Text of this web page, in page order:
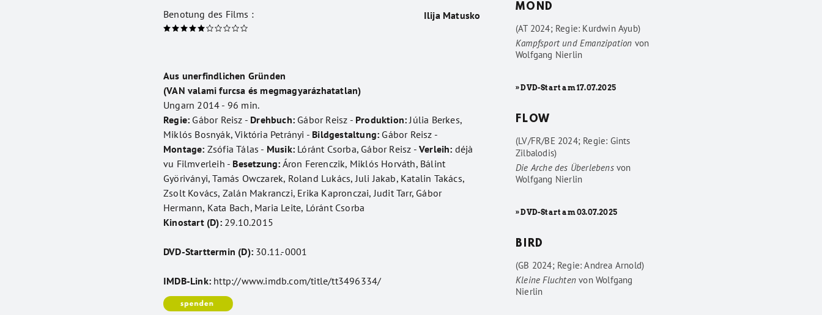
Benotung des Films : Ilija Matusko
Aus unerfindlichen Gründen
(VAN valami furcsa és megmagyarázhatatlan)
Ungarn 2014 - 96 min.
Regie: Gábor Reisz - Drehbuch: Gábor Reisz - Produktion:Júlia Berkes,
Miklós Bosnyák, Viktória Petrányi - Bildgestaltung: Gábor Reisz -
Montage: Zsófia Tálas - Musik: Lóránt Csorba, Gábor Reisz -Verleih: déjà
vu Filmverleih - Besetzung: Áron Ferenczik, Miklós Horváth, Bálint
Györiványi, Tamás Owczarek, Roland Lukács, Juli Jakab, Katalin Takács,
Zsolt Kovács, Zalán Makranczi, Erika Kapronczai, Judit Tarr, Gábor
Hermann, Kata Bach, Maria Leite, Lóránt Csorba
Kinostart (D):29.10.2015
DVD-Starttermin (D): 30.11.-0001
IMDB-Link: http://www.imdb.com/title/tt3496334/
MOND
(AT 2024; Regie: Kurdwin Ayub)
Kampfsport und Emanzipation von
Wolfgang Nierlin
» DVD-Start am 17.07.2025
FLOW
(LV/FR/BE 2024; Regie: Gints
Zilbalodis)
Die Arche des Überlebensvon
Wolfgang Nierlin
» DVD-Start am 03.07.2025
BIRD
(GB 2024; Regie: Andrea Arnold)
Kleine Fluchtenvon Wolfgang
Nierlin